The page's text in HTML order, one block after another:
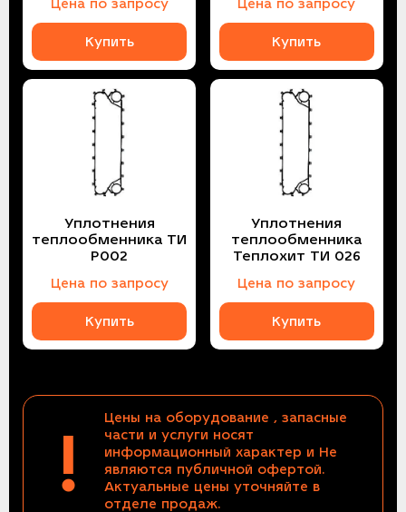
Цена по запросу
Купить
Цена по запросу
Купить
Уплотнения
теплообменника ТИ
P002
Цена по запросу
Купить
Уплотнения
теплообменника
Теплохит ТИ 026
Цена по запросу
Купить
!
Цены на оборудование , запасные
части и услуги носят
информационный характер и Не
являются публичной офертой.
Актуальные цены уточняйте в
отделе продаж.